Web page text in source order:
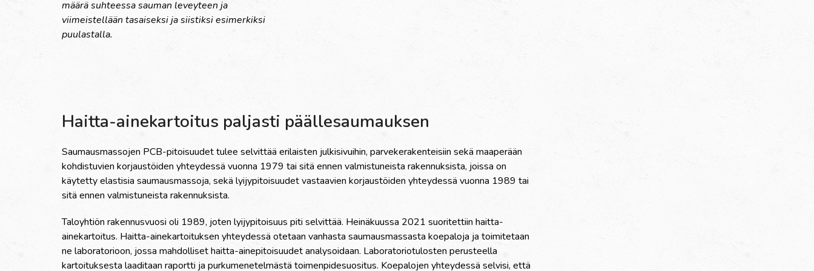
määrä suhteessa sauman leveyteen ja
viimeistellään tasaiseksi ja siistiksi esimerkiksi
puulastalla.
Haitta-ainekartoitus paljasti päällesaumauksen
Saumausmassojen PCB-pitoisuudet tulee selvittää erilaisten julkisivuihin, parvekerakenteisiin sekä maaperään
kohdistuvien korjaustöiden yhteydessä vuonna 1979 tai sitä ennen valmistuneista rakennuksista, joissa on
käytetty elastisia saumausmassoja, sekä lyijypitoisuudet vastaavien korjaustöiden yhteydessä vuonna 1989 tai
sitä ennen valmistuneista rakennuksista.
Taloyhtiön rakennusvuosi oli 1989, joten lyijypitoisuus piti selvittää. Heinäkuussa 2021 suoritettiin haitta-
ainekartoitus. Haitta-ainekartoituksen yhteydessä otetaan vanhasta saumausmassasta koepaloja ja toimitetaan
ne laboratorioon, jossa mahdolliset haitta-ainepitoisuudet analysoidaan. Laboratoriotulosten perusteella
kartoituksesta laaditaan raportti ja purkumenetelmästä toimenpidesuositus. Koepalojen yhteydessä selvisi, että